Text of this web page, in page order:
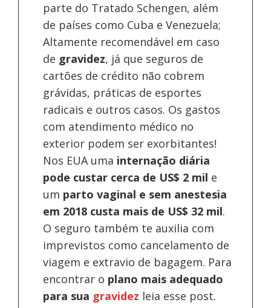
parte do Tratado Schengen, além
de países como Cuba e Venezuela;
Altamente recomendável em caso
de gravidez, já que seguros de
cartões de crédito não cobrem
grávidas, práticas de esportes
radicais e outros casos. Os gastos
com atendimento médico no
exterior podem ser exorbitantes!
Nos EUA uma internação diária
pode custar cerca de US$ 2 mil e
um parto vaginal e sem anestesia
em 2018 custa mais de US$ 32 mil.
O seguro também te auxilia com
imprevistos como cancelamento de
viagem e extravio de bagagem. Para
encontrar o plano mais adequado
para sua gravidez leia esse post.